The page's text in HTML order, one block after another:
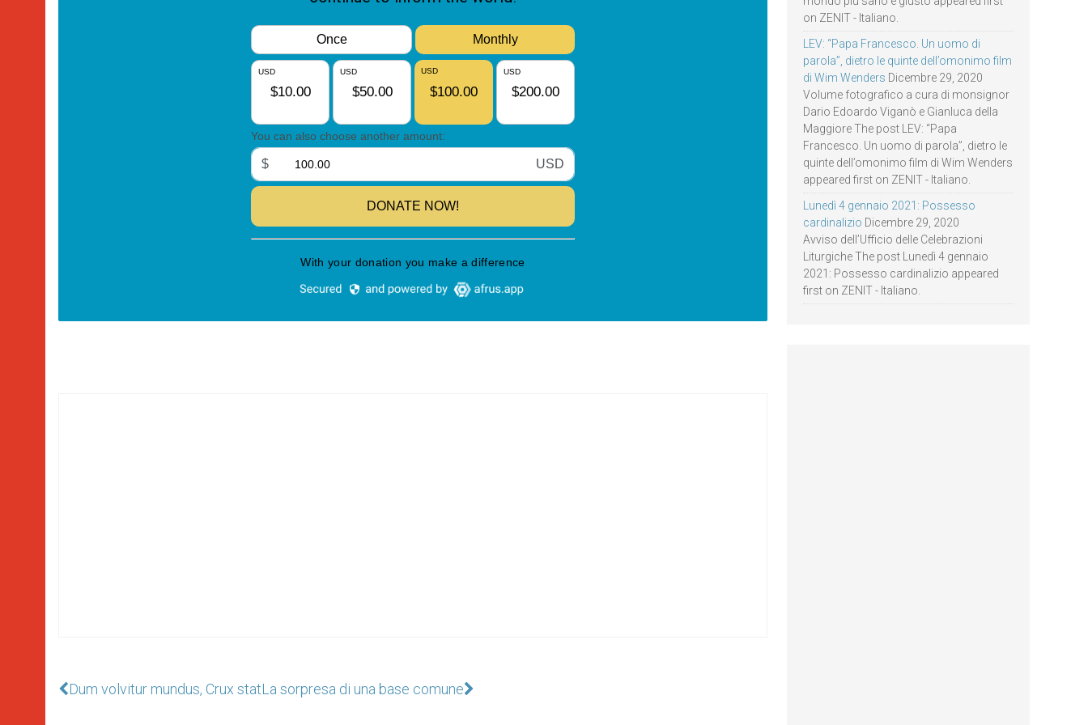
Dum volvitur mundus, Crux statLa sorpresa di una base comune
on ZENIT - Italiano.
LEV: “Papa Francesco. Un uomo di
parola”, dietro le quinte dell’omonimo film
di Wim Wenders Dicembre 29, 2020
Volume fotografico a cura di monsignor
Dario Edoardo Viganò e Gianluca della
Maggiore The post LEV: “Papa
Francesco. Un uomo di parola”, dietro le
quinte dell’omonimo film di Wim Wenders
appeared first on ZENIT - Italiano.
Lunedì 4 gennaio 2021: Possesso
cardinalizio Dicembre 29, 2020
Avviso dell’Ufficio delle Celebrazioni
Liturgiche The post Lunedì 4 gennaio
2021: Possesso cardinalizio appeared
first on ZENIT - Italiano.